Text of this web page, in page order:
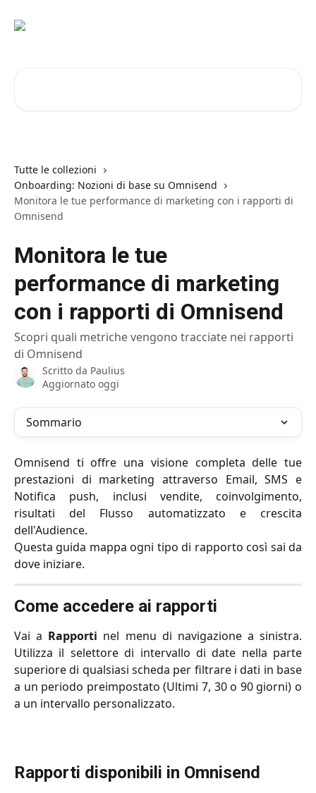
Tutte le collezioni
Onboarding: Nozioni di base su Omnisend
Monitora le tue performance di marketing con i rapporti di
Omnisend
Monitora le tue
performance di marketing
con i rapporti di Omnisend
Scopri quali metriche vengono tracciate nei rapporti
di Omnisend
Scritto da Paulius
Aggiornato oggi
Sommario
Omnisend ti offre una visione completa delle tue
prestazioni di marketing attraverso Email, SMS e
Notifica push, inclusi vendite, coinvolgimento,
risultati del Flusso automatizzato e crescita
dell'Audience.
Questa guida mappa ogni tipo di rapporto così sai da
dove iniziare.
Come accedere ai rapporti
Vai a Rapporti nel menu di navigazione a sinistra.
Utilizza il selettore di intervallo di date nella parte
superiore di qualsiasi scheda per filtrare i dati in base
a un periodo preimpostato (Ultimi 7, 30 o 90 giorni) o
a un intervallo personalizzato.
Rapporti disponibili in Omnisend